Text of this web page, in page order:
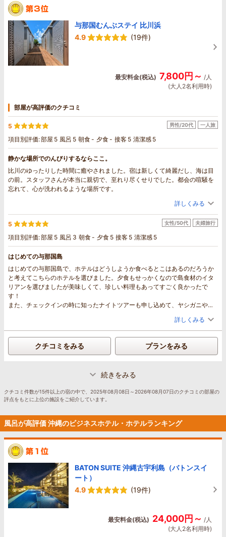
与那国むんぶステイ 比川浜
4.9
(19件)
最安料金(税込) 7,800円～ /人
(大人2名利用時)
部屋が高評価のクチコミ
5
項目別評価:部屋 5 風呂 5 朝食- 夕食- 接客 5 清潔感 5
男性/20代 一人旅
静かな場所でのんびりするならここ。
比川のゆったりした時間に癒やされました。宿は新しくて綺麗だし、海は目
の前。スタッフさんが本当に親切で、至れり尽くせりでした。都会の喧騒を
忘れて、心が洗われるような場所です。
詳しくみる
5
項目別評価:部屋 5 風呂 3 朝食- 夕食 5 接客 5 清潔感 5
女性/50代 夫婦旅行
はじめての与那国島
はじめての与那国島で、ホテルはどうしようか食べるとこはあるのだろうか
と考えてこちらのホテルを選びました。夕食もせっかくなので島食材のイタ
リアンを選びましたが美味しくて、珍しい料理もあってすごく良かったで
す！
また、チェックインの時に知ったナイトツアーも申し込めて、ヤシガニや星
チエックインは昼頃到着でしたが部屋ができてるのでとすぐ鍵をいただけた
のも良かったです。
もし可能なら、ホテルは空港の目の前ですが、ロータリーをぐるっと回った
りするので雨が降ってるときなどは荷物があるので送迎があると嬉しいなと
詳しくみる
クチコミをみる プランをみる
続きをみる
クチコミ件数が15件以上の宿の中で、2025年08月08日～2026年08月07日のクチコミの部屋の
評点をもとに上位の施設をご紹介しています。
風呂が高評価 沖縄のビジネスホテル・ホテルランキング
BATON SUITE 沖縄古宇利島（バトンスイ
ート）
4.9
(19件)
最安料金(税込) 24,000円～ /人
(大人2名利用時)